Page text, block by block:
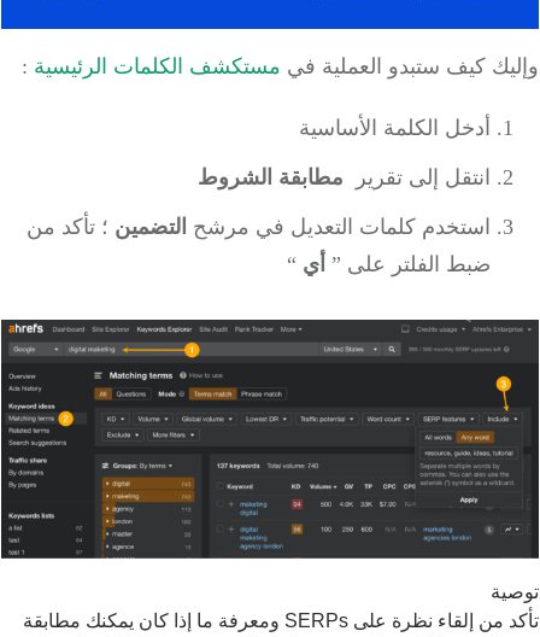
كيف ستبدو العملية فيمستكشف الكلمات الرئيسية:
أدخل الكلمة الأساسية
انتقل إلى تقرير مطابقة الشروط
استخدم كلمات التعديل في مرشحالتضمين؛ تأكد من
ضبط الفلتر على ” أي“
تأكد من إلقاء نظرة على SERPs ومعرفة ما إذا كان يمكنك مطابقة